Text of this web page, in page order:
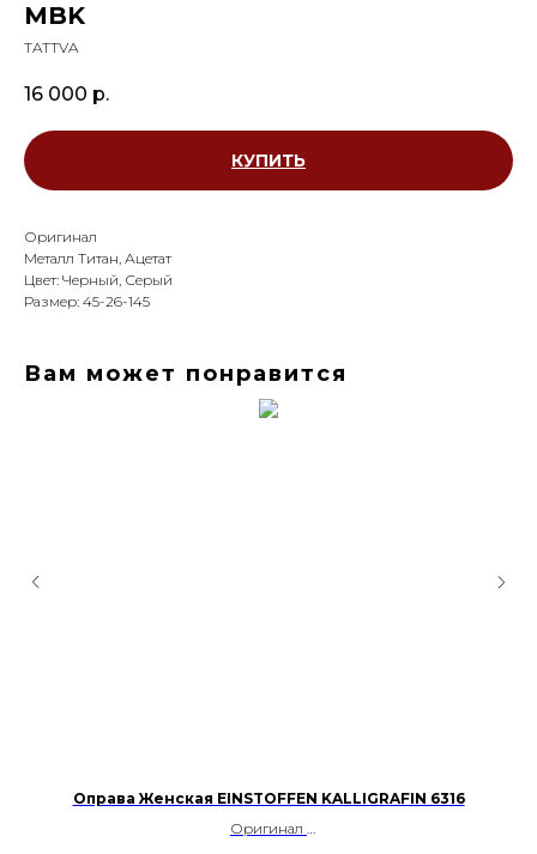
MBK
TATTVA
16 000 р.
КУПИТЬ
Оригинал
Металл Титан, Ацетат
Цвет: Черный, Серый
Размер: 45-26-145
Вам может понравится
Оправа Женская EINSTOFFEN KALLIGRAFIN 6316
Оригинал